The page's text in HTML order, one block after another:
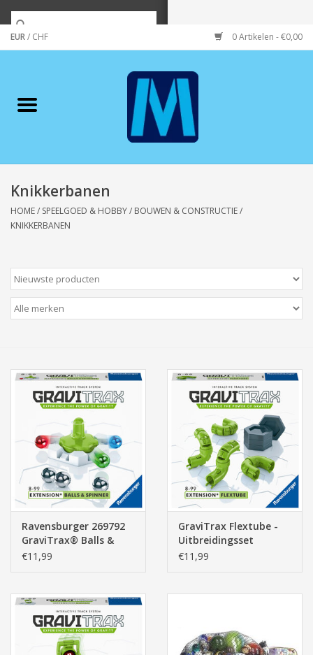
EUR/ CHF 0 Artikelen - €0,00
Merken
Wonen/koken/huishouden
Koffie & thee
Zeeuws/Streek
Boeken
Baby & Peuter
Speelgoed & hobby
Cadeau & feest
Veiligheid
Knikkerbanen
HOME/ SPEELGOED & HOBBY/ BOUWEN & CONSTRUCTIE/
KNIKKERBANEN
Ravensburger 269792
GraviTrax® Balls &
Spinner
€11,99
GraviTrax Flextube -
Uitbreidingsset
€11,99